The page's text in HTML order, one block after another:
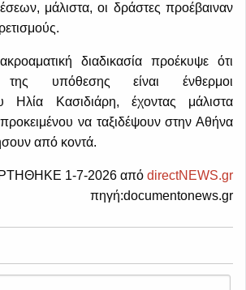
μάλιστα, οι δράστες προέβαιναν
διαδικασία προέκυψε ότι
της υπόθεσης είναι ένθερμοι
Ηλία Κασιδιάρη, έχοντας μάλιστα
προκειμένου να ταξιδέψουν στην Αθήνα
από κοντά.
1-7-2026 από directNEWS.gr
πηγή:documentonews.gr